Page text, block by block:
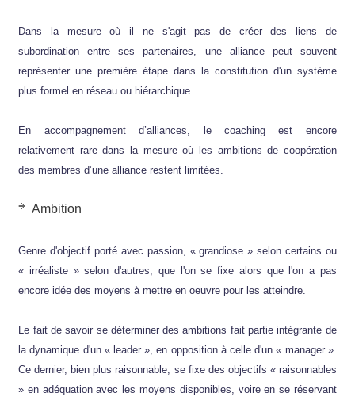
Dans la mesure où il ne s'agit pas de créer des liens de
subordination entre ses partenaires, une alliance peut souvent
représenter une première étape dans la constitution d'un système
plus formel en réseau ou hiérarchique.
En accompagnement d’alliances, le coaching est encore
relativement rare dans la mesure où les ambitions de coopération
des membres d’une alliance restent limitées.
Ambition
Genre d'objectif porté avec passion, « grandiose » selon certains ou
« irréaliste » selon d'autres, que l'on se fixe alors que l'on a pas
encore idée des moyens à mettre en oeuvre pour les atteindre.
Le fait de savoir se déterminer des ambitions fait partie intégrante de
la dynamique d'un « leader », en opposition à celle d'un « manager ».
Ce dernier, bien plus raisonnable, se fixe des objectifs « raisonnables
» en adéquation avec les moyens disponibles, voire en se réservant